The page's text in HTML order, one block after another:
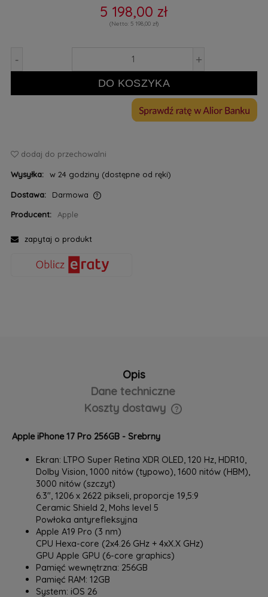
5 198,00 zł
5 198,00 zł
- +
DO KOSZYKA
dodaj do przechowalni
Wysyłka: w 24 godziny (dostępne od ręki)
Dostawa:
Darmowa
Producent:
Apple
zapytaj o produkt
Opis
Dane techniczne
Koszty dostawy
Cena nie zawiera ewentualnych kosztów płatności
Apple iPhone 17 Pro 256GB - Srebrny
Ekran: LTPO Super Retina XDR OLED, 120 Hz, HDR10,
Dolby Vision, 1000 nitów (typowo), 1600 nitów (HBM),
3000 nitów (szczyt)
6.3", 1206 x 2622 pikseli, proporcje 19,5:9
Ceramic Shield 2, Mohs level 5
Powłoka antyrefleksyjna
Apple A19 Pro (3 nm)
CPU Hexa-core (2x4.26 GHz + 4xX.X GHz)
GPU Apple GPU (6-core graphics)
Pamięć wewnętrzna: 256GB
Pamięć RAM: 12GB
System: iOS 26